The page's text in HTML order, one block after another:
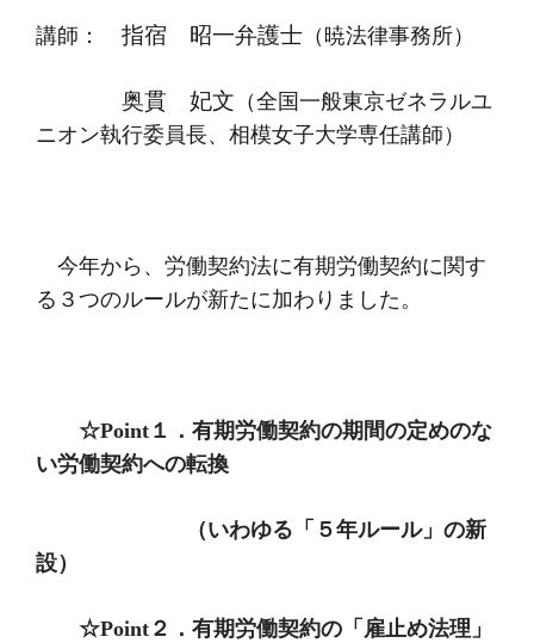
講師： 指宿 昭一弁護士 （暁法律事務所）
奥貫 妃文 （全国一般東京ゼネラルユ
ニオン執行委員長、相模女子大学専任講師）
今年から、労働契約法に有期労働契約に関す
る３つのルールが新たに加わりました。
☆Point １．有期労働契約の期間の定めのな
い労働契約への転換
（いわゆる「５年ルール」の新
設）
☆Point ２．有期労働契約の「雇止め法理」